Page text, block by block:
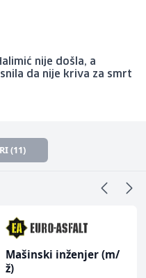
nije došla, a
da nije kriva za smrt
(11)
Mašinski inženjer (m/
ž)